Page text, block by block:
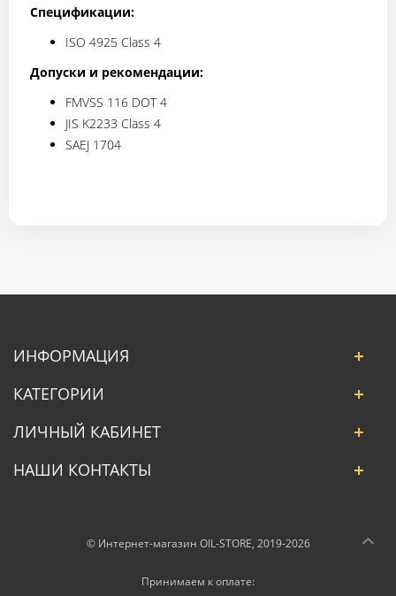
Спецификации:
ISO 4925 Class 4
Допуски и рекомендации:
FMVSS 116 DOT 4
JIS K2233 Class 4
SAEJ 1704
ИНФОРМАЦИЯ
КАТЕГОРИИ
ЛИЧНЫЙ КАБИНЕТ
НАШИ КОНТАКТЫ
© Интернет-магазин OIL-STORE, 2019-2026
Принимаем к оплате: